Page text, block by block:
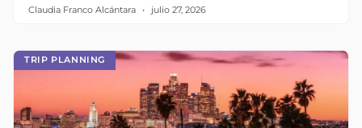
Claudia Franco Alcántara julio 27, 2026
TRIP PLANNING